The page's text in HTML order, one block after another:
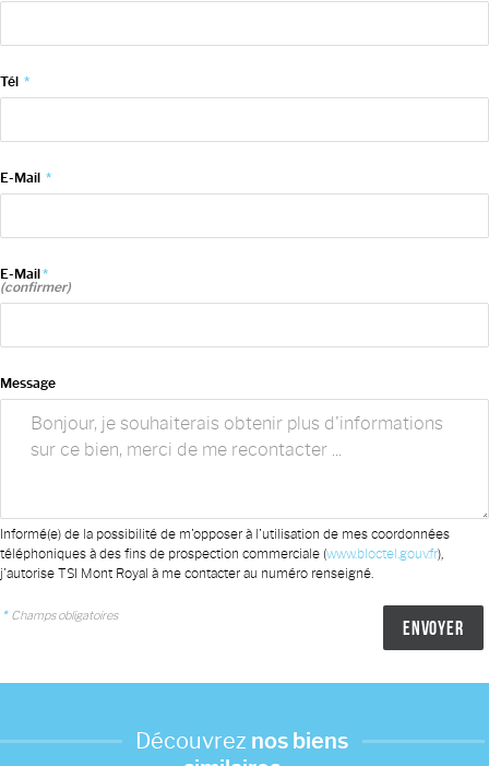
Tél *
E-Mail *
E-Mail*
(confirmer)
Message
Informé(e) de la possibilité de m'opposer à l'utilisation de mes coordonnées
téléphoniques à des fins de prospection commerciale (www.bloctel.gouv.fr),
j'autorise TSI Mont Royal à me contacter au numéro renseigné.
* Champs obligatoires
Découvrez nos biens